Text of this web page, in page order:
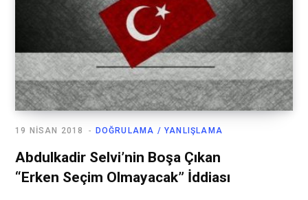
DOĞRULAMA / YANLIŞLAMA
19 NISAN 2018
Abdulkadir Selvi’nin Boşa Çıkan
“Erken Seçim Olmayacak” İddiası